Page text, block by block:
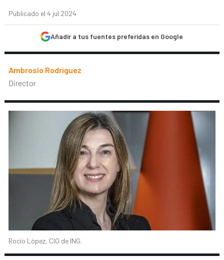
Publicado el 4 jul 2024
Añadir a tus fuentes preferidas en Google
Ambrosio Rodríguez
Director
Rocío López, CIO de ING.